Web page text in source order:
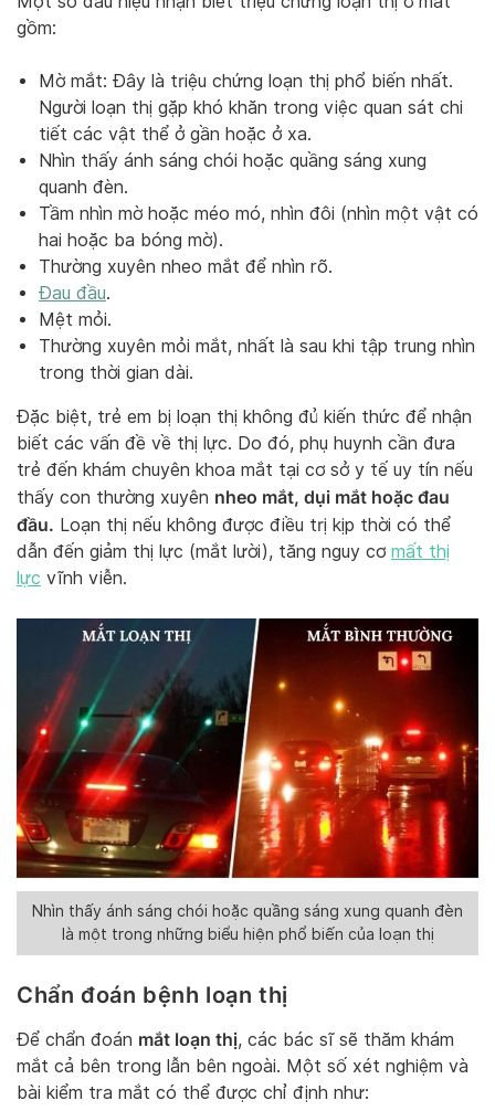
gồm:
Mờ mắt: Đây là triệu chứng loạn thị phổ biến nhất.
Người loạn thị gặp khó khăn trong việc quan sát chi
tiết các vật thể ở gần hoặc ở xa.
Nhìn thấy ánh sáng chói hoặc quầng sáng xung
quanh đèn.
Tầm nhìn mờ hoặc méo mó, nhìn đôi (nhìn một vật có
hai hoặc ba bóng mờ).
Thường xuyên nheo mắt để nhìn rõ.
Đau đầu.
Mệt mỏi.
Thường xuyên mỏi mắt, nhất là sau khi tập trung nhìn
trong thời gian dài.
Đặc biệt, trẻ em bị loạn thị không đủ kiến thức để nhận
biết các vấn đề về thị lực. Do đó, phụ huynh cần đưa
trẻ đến khám chuyên khoa mắt tại cơ sở y tế uy tín nếu
thấy con thường xuyên nheo mắt, dụi mắt hoặc đau
đầu. Loạn thị nếu không được điều trị kịp thời có thể
dẫn đến giảm thị lực (mắt lười), tăng nguy cơ mất thị
lực vĩnh viễn.
Nhìn thấy ánh sáng chói hoặc quầng sáng xung quanh đèn
là một trong những biểu hiện phổ biến của loạn thị
Chẩn đoán bệnh loạn thị
Để chẩn đoán mắt loạn thị, các bác sĩ sẽ thăm khám
mắt cả bên trong lẫn bên ngoài. Một số xét nghiệm và
bài kiểm tra mắt có thể được chỉ định như: